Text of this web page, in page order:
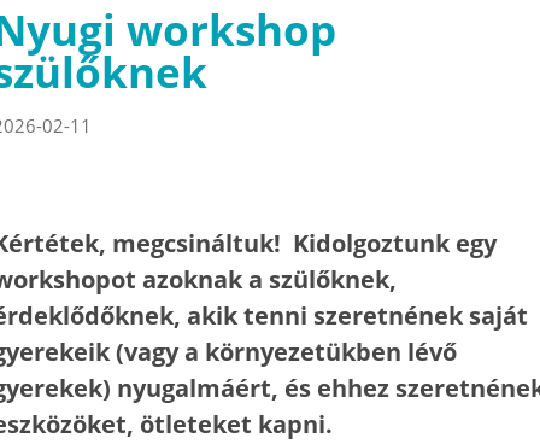
workshop
02-11
megcsináltuk! Kidolgoztunk egy
azoknak a szülőknek,
akik tenni szeretnének saját
(vagy a környezetükben lévő
nyugalmáért, és ehhez
ötleteket kapni.